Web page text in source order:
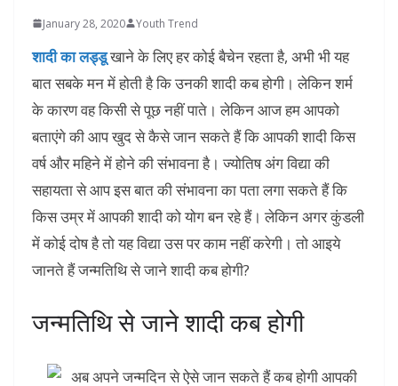
January 28, 2020 Youth Trend
शादी का लड्डूखाने के लिए हर कोई बैचेन रहता है, अभी भी यह
बात सबके मन में होती है कि उनकी शादी कब होगी। लेकिन शर्म
के कारण वह किसी से पूछ नहीं पाते। लेकिन आज हम आपको
बताएंगे की आप खुद से कैसे जान सकते हैं कि आपकी शादी किस
वर्ष और महिने में होने की संभावना है। ज्योतिष अंग विद्या की
सहायता से आप इस बात की संभावना का पता लगा सकते हैं कि
किस उम्र में आपकी शादी को योग बन रहे हैं। लेकिन अगर कुंडली
में कोई दोष है तो यह विद्या उस पर काम नहीं करेगी। तो आइये
जानते हैं जन्मतिथि से जाने शादी कब होगी?
जन्मतिथि से जाने शादी कब होगी